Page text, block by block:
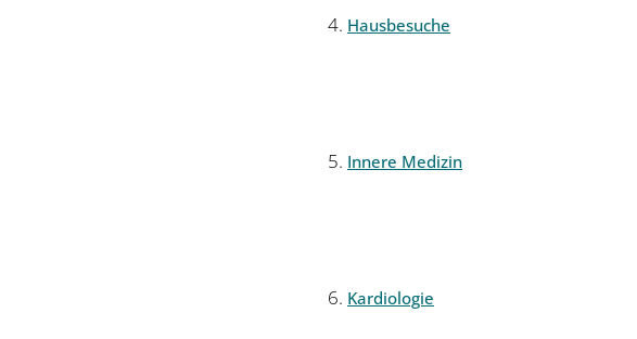
Hausbesuche
Innere Medizin
Kardiologie